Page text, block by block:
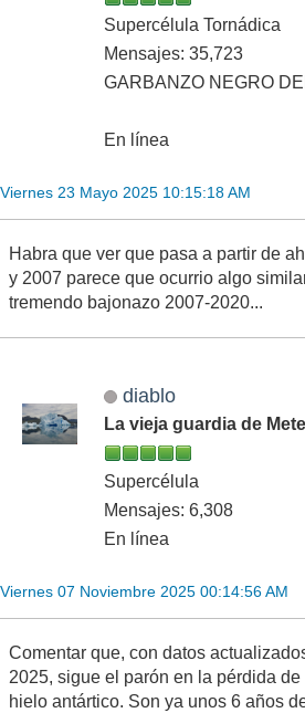
Supercélula Tornádica
Mensajes: 35,723
GARBANZO NEGRO
En línea
Viernes 23 Mayo 2025 10:15:18 AM
Habra que ver que pasa a partir de
y 2007 parece que ocurrio algo
tremendo bajonazo 2007-2020...
diablo
La vieja guardia de
Supercélula
Mensajes: 6,308
En línea
Viernes 07 Noviembre 2025 00:14:56 AM
Comentar que, con datos
2025, sigue el parón en la pérdida
hielo antártico. Son ya unos 6 años